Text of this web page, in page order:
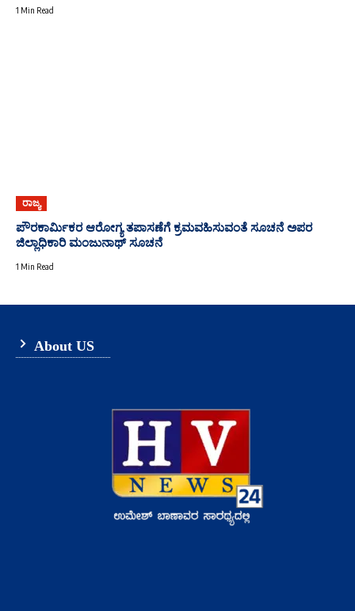
1 Min Read
ರಾಜ್ಯ
ಪೌರಕಾರ್ಮಿಕರ ಆರೋಗ್ಯ ತಪಾಸಣೆಗೆ ಕ್ರಮವಹಿಸುವಂತೆ ಸೂಚನೆ ಅಪರ
ಜಿಲ್ಲಾಧಿಕಾರಿ ಮಂಜುನಾಥ್ ಸೂಚನೆ
1 Min Read
About US